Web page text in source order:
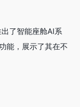
了智能座舱AI系
能，展示了其在不